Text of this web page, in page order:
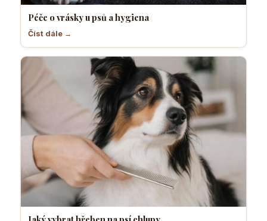
Péče o vrásky u psů a hygiena
Číst dále →